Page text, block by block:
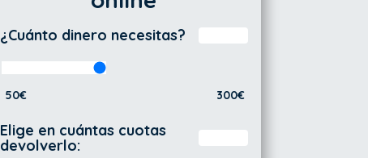
¿Cuánto dinero necesitas?
50€ 300€
Elige en cuántas cuotas
devolverlo: